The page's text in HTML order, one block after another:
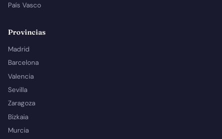
País Vasco
Provincias
Madrid
Barcelona
Valencia
Sevilla
Zaragoza
Bizkaia
Murcia